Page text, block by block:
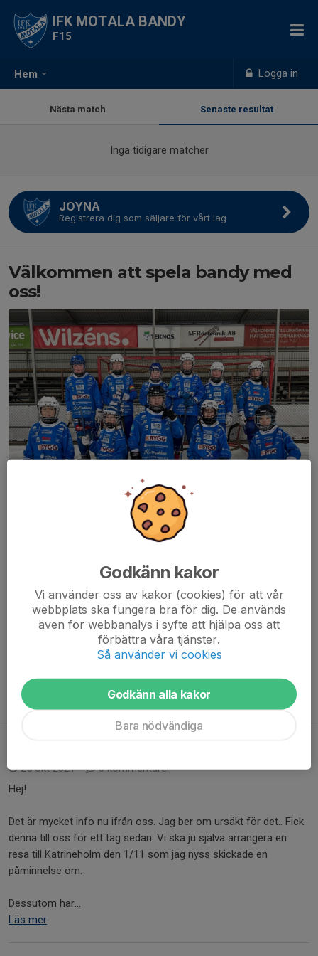
Hem Logga in
IFK MOTALA BANDY
F15
Nästa match Senaste resultat
Inga tidigare matcher
JOYNA
Registrera dig som säljare för vårt lag
Välkommen att spela bandy med
oss!
Välkommen till IFK Motalas flicklag för tjejer födda 2013 och
Vår målsättning är att ha roligt och att utvecklas som
bandyspelare. Vi ger alla lika mycket speltid och alla är välkomna
Är din dotter sugen på att spela bandy?
Hör av dig till vår lagledare Annaannatybring@hotmail.com
25 okt 2021
0 kommentarer
Hej!
Det är mycket info nu ifrån oss. Jag ber om ursäkt för det.. Fick
denna till oss för ett tag sedan. Vi ska ju själva arrangera en
resa till Katrineholm den 1/11 som jag nyss skickade en
påminnelse om.
Dessutom har...
Läs mer
Godkänn kakor
Vi använder oss av kakor (cookies) för att vår
webbplats ska fungera bra för dig. De används
även för webbanalys i syfte att hjälpa oss att
förbättra våra tjänster.
Så använder vi cookies
Godkänn alla kakor
Bara nödvändiga